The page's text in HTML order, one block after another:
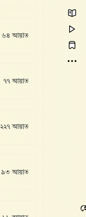
৬৪ আয়াত
৭৭ আয়াত
২২৭ আয়াত
৯৩ আয়াত